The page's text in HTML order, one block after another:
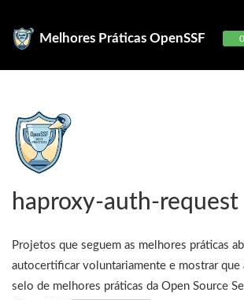
Melhores Práticas OpenSSF
haproxy-auth-request
Projetos que seguem as melhores práticas
autocertificar voluntariamente e mostrar que
selo de melhores práticas da Open Source